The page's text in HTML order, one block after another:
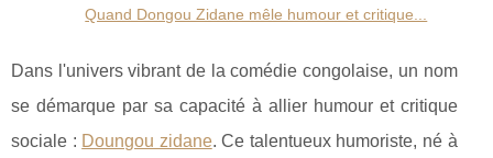
Quand Dongou Zidane mêle humour et critique...
Dans l'univers vibrant de la comédie congolaise, un nom
se démarque par sa capacité à allier humour et critique
sociale : Doungou zidane. Ce talentueux humoriste, né à